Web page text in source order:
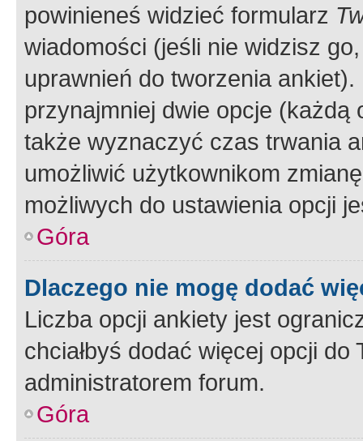
powinieneś widzieć formularz
wiadomości (jeśli nie widzisz
uprawnień do tworzenia
przynajmniej dwie opcje
także wyznaczyć czas trwania
umożliwić użytkownikom
możliwych do ustawienia opcji
Góra
Dlaczego nie mogę dodać
Liczba opcji ankiety jest
chciałbyś dodać więcej opcji
administratorem forum.
Góra